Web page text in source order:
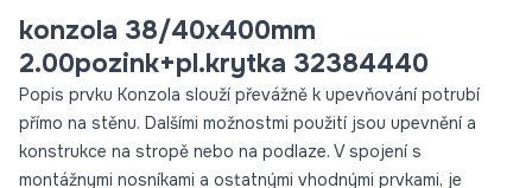
konzola 38/40x400mm
2.00pozink+pl.krytka 32384440
Popis prvku Konzola slouží převážně k upevňování potrubí
přímo na stěnu. Dalšími možnostmi použití jsou upevnění a
konstrukce na stropě nebo na podlaze. V spojení s
montážnymi nosníkami a ostatnými vhodnými prvkami, je